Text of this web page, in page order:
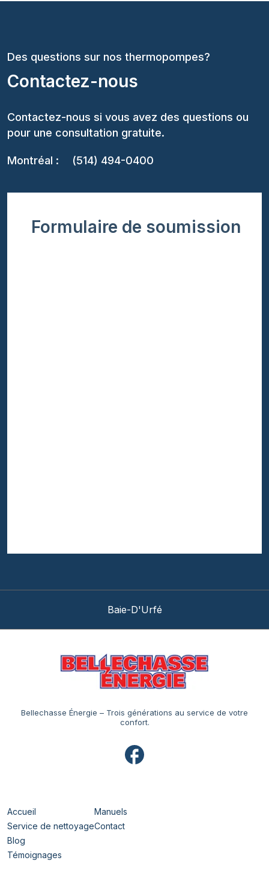
Des questions sur nos thermopompes?
Contactez-nous
Contactez-nous si vous avez des questions ou
pour une consultation gratuite.
Montréal : (514) 494-0400
Formulaire de soumission
Baie-D'Urfé
Bellechasse Énergie – Trois générations au service de votre
confort.
Accueil
Service de nettoyage
Blog
Témoignages
Manuels
Contact